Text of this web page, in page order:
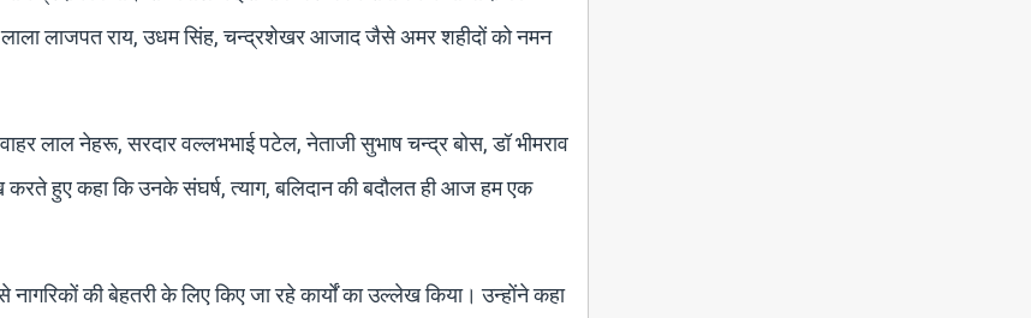
लाजपत राय, उधम सिंह, चन्द्रशेखर आजाद जैसे अमर शहीदों को नमन
लाल नेहरू, सरदार वल्लभभाई पटेल, नेताजी सुभाष चन्द्र बोस, डॉ भीमराव
हुए कहा कि उनके संघर्ष, त्याग, बलिदान की बदौलत ही आज हम एक
की बेहतरी के लिए किए जा रहे कार्यों का उल्लेख किया। उन्होंने कहा